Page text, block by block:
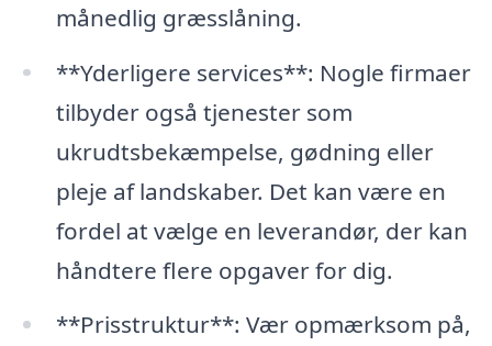
månedlig græsslåning.
**Yderligere services**: Nogle firmaer
tilbyder også tjenester som
ukrudtsbekæmpelse, gødning eller
pleje af landskaber. Det kan være en
fordel at vælge en leverandør, der kan
håndtere flere opgaver for dig.
**Prisstruktur**: Vær opmærksom på,